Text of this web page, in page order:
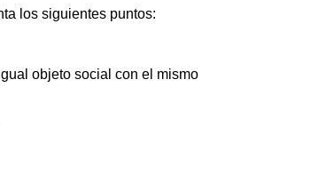
los siguientes puntos:
objeto social con el mismo